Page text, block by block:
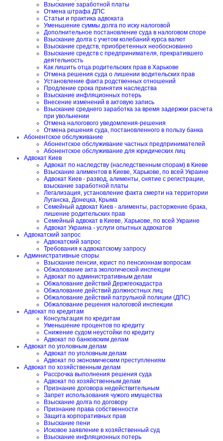
Взыскание заработной платы
Отмена штрафа ДПС
Статьи и практика адвоката
Уменьшение суммы долга по иску налоговой
Дополнительное постановление суда в налоговом споре
Взыскание долга с учетом колебаний курса валют
Взыскание средств, приобретенных необоснованно
Взыскание средств с предпринимателя, прекратившего
деятельность
Как лишить отца родительских прав в Харькове
Отмена решения суда о лишении водительских прав
Установление факта родственных отношений
Продление срока принятия наследства
Взыскание инфляционных потерь
Внесение изменений в актовую запись
Взыскание среднего заработка за время задержки расчета
при увольнении
Отмена налогового уведомления-решения
Отмена решения суда, постановленного в пользу банка
Абонентское обслуживание
Абонентское обслуживание частных предпринимателей
Абонентское обслуживание для юридических лиц
Адвокат Киев
Адвокат по наследству (наследственным спорам) в Киеве
Взыскание алиментов в Киеве, Харькове, по всей Украине
Адвокат Киев - развод, алименты, снятие с регистрации,
взыскание заработной платы
Легализация, установление факта смерти на территории
Луганска, Донецка, Крыма
Семейный адвокат Киев - алименты, расторжение брака,
лишение родительских прав
Семейный адвокат в Киеве, Харькове, по всей Украине
Адвокат Украина - услуги опытных адвокатов
Адвокатский запрос
Адвокатский запрос
Требования к адвокатскому запросу
Административные споры
Взыскание пенсии, юрист по пенсионнам вопросам
Обжалование акта экологической инспекции
Адвокат по административным делам
Обжалование действий Держгеокадастра
Обжалование действий должностных лиц
Обжалование действий патрульной полиции (ДПС)
Обжалование решения налоговой инспекции
Адвокат по кредитам
Консультация по кредитам
Уменьшение процентов по кредиту
Снижение судом неустойки по кредиту
Адвокат по банковским делам
Адвокат по уголовным делам
Адвокат по уголовным делам
Адвокат по экономическим преступлениям
Адвокат по хозяйственным делам
Рассрочка выполнения решения суда
Адвокат по хозяйственным делам
Признание договора недействительным
Запрет использования чужого имущества
Взыскание долга по договору
Признание права собственности
Защита корпоративных прав
Взыскание пени
Исковое заявление в хозяйственный суд
Взыскание инфляционных потерь